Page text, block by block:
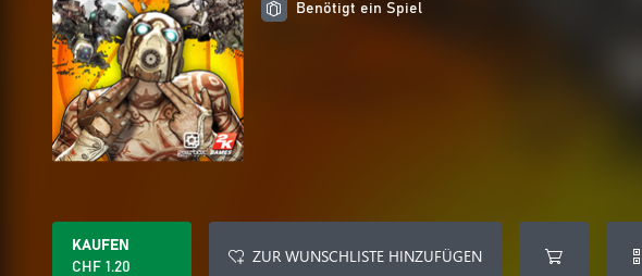
Benötigt ein Spiel
KAUFEN
CHF 1.20
ZUR WUNSCHLISTE HINZUFÜGEN